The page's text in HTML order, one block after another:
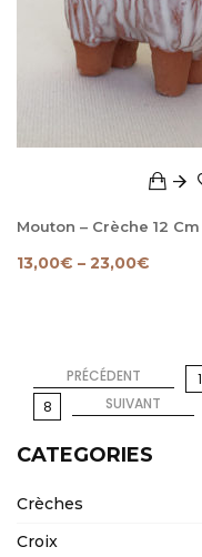
CATEGORIES
Crèches
Croix
Mouton – Crèche 12 Cm
13,00€ – 23,00€
PRÉCÉDENT 1
8
SUIVANT